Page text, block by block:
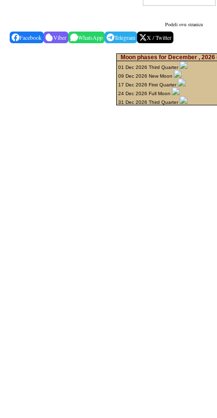
Podeli ovu stranicu
Facebook Viber WhatsApp Telegram X / Twitter
Moon phases for December , 2026
01 Dec 2026 Third Quarter
09 Dec 2026 New Moon
17 Dec 2026 First Quarter
24 Dec 2026 Full Moon
31 Dec 2026 Third Quarter